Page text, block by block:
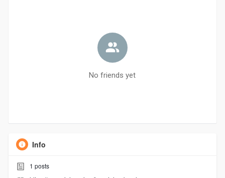
No friends yet
Info
1 posts